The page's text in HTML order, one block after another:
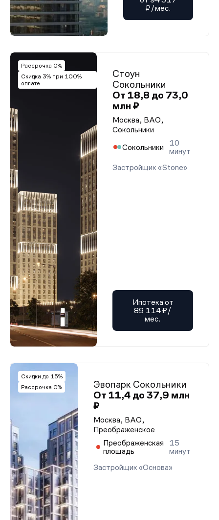
₽/мес.
Рассрочка 0%
Скидка 3% при 100%
оплате
Стоун
Сокольники
От 18,8 до 73,0
млн ₽
Москва, ВАО,
Сокольники
Сокольники
10
минут
Застройщик «Stone»
Ипотека от
89 114 ₽/
мес.
Скидки до 15%
Рассрочка 0%
Эвопарк Сокольники
От 11,4 до 37,9 млн
₽
Москва, ВАО,
Преображенское
Преображенская
площадь
15
минут
Застройщик «Основа»